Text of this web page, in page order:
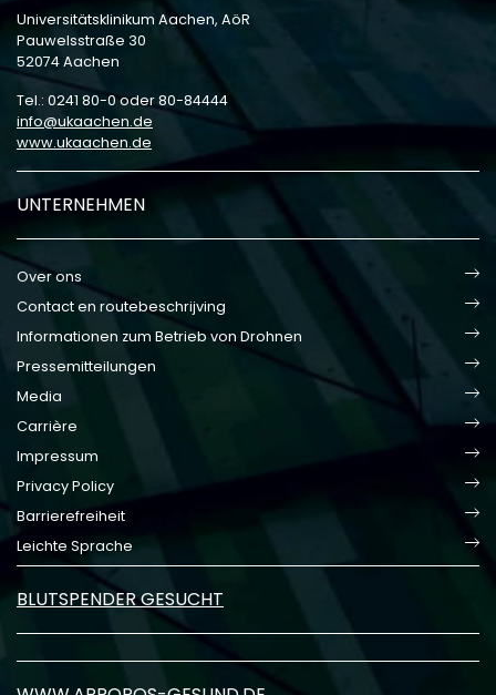
Universitätsklinikum Aachen, AöR
Pauwelsstraße 30
52074 Aachen
Tel.: 0241 80-0 oder 80-84444
info
ukaachen de
www.ukaachen.de
UNTERNEHMEN
Over ons
Contact en routebeschrijving
Informationen zum Betrieb von Drohnen
Pressemitteilungen
Media
Carrière
Impressum
Privacy Policy
Barrierefreiheit
Leichte Sprache
BLUTSPENDER GESUCHT